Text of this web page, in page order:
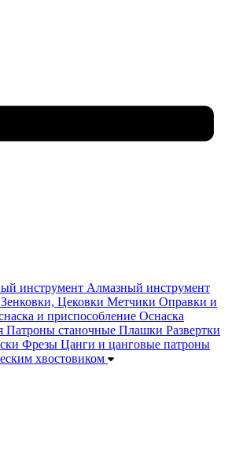
инструмент Алмазный инструмент
Цековки Метчики Оправки и
и приспособление Оснаска
Патроны станочные Плашки Развертки
Фрезы Цанги и цанговые патроны
хвостовиком